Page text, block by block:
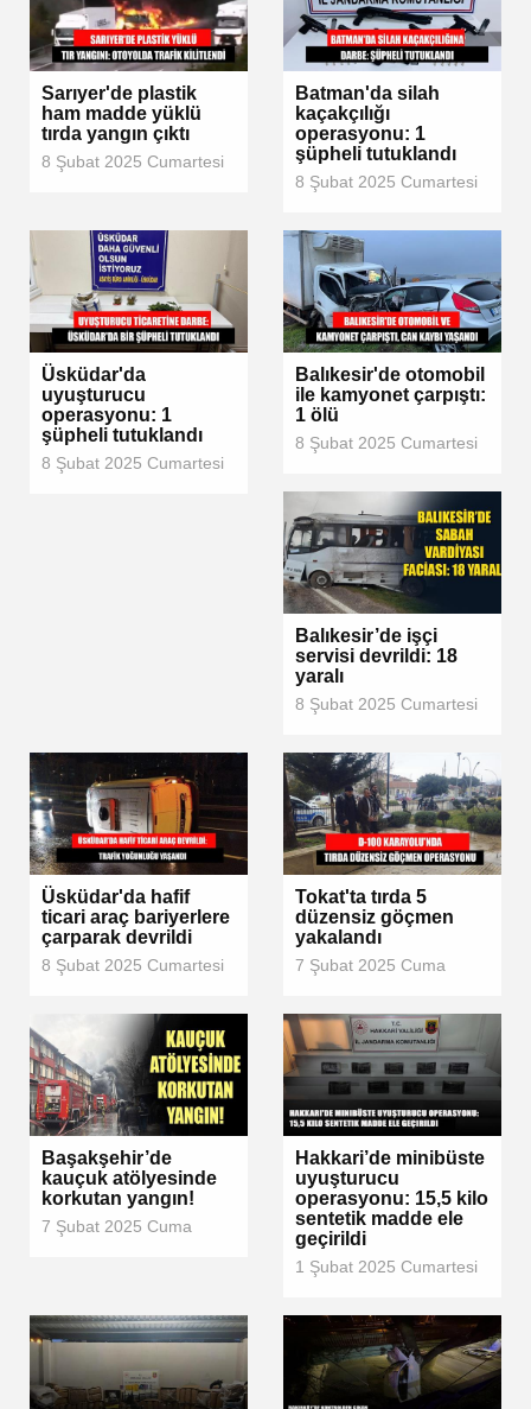
Sarıyer'de plastik
ham madde yüklü
tırda yangın çıktı
8 Şubat 2025 Cumartesi
Batman'da silah
kaçakçılığı
operasyonu: 1
şüpheli tutuklandı
8 Şubat 2025 Cumartesi
Üsküdar'da
uyuşturucu
operasyonu: 1
şüpheli tutuklandı
8 Şubat 2025 Cumartesi
Balıkesir'de otomobil
ile kamyonet çarpıştı:
1 ölü
8 Şubat 2025 Cumartesi
Balıkesir’de işçi
servisi devrildi: 18
yaralı
8 Şubat 2025 Cumartesi
Üsküdar'da hafif
ticari araç bariyerlere
çarparak devrildi
8 Şubat 2025 Cumartesi
Tokat'ta tırda 5
düzensiz göçmen
yakalandı
7 Şubat 2025 Cuma
Başakşehir’de
kauçuk atölyesinde
korkutan yangın!
7 Şubat 2025 Cuma
Hakkari’de minibüste
uyuşturucu
operasyonu: 15,5 kilo
sentetik madde ele
geçirildi
1 Şubat 2025 Cumartesi